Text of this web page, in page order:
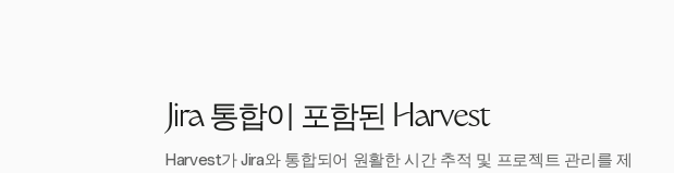
Jira 통합이 포함된 Harvest
Harvest가 Jira와 통합되어 원활한 시간 추적 및 프로젝트 관리를 제